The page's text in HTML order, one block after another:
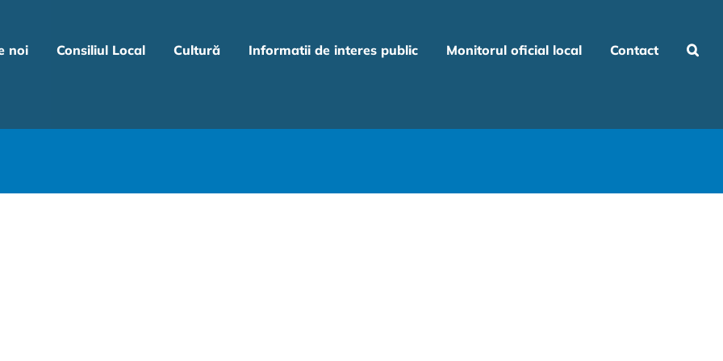
noi Consiliul Local Cultură Informatii de interes public Monitorul oficial local Contact